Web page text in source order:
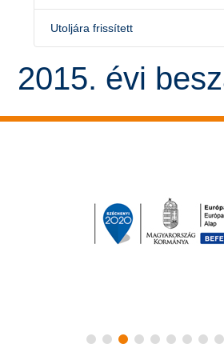
Utoljára frissített
2015. évi